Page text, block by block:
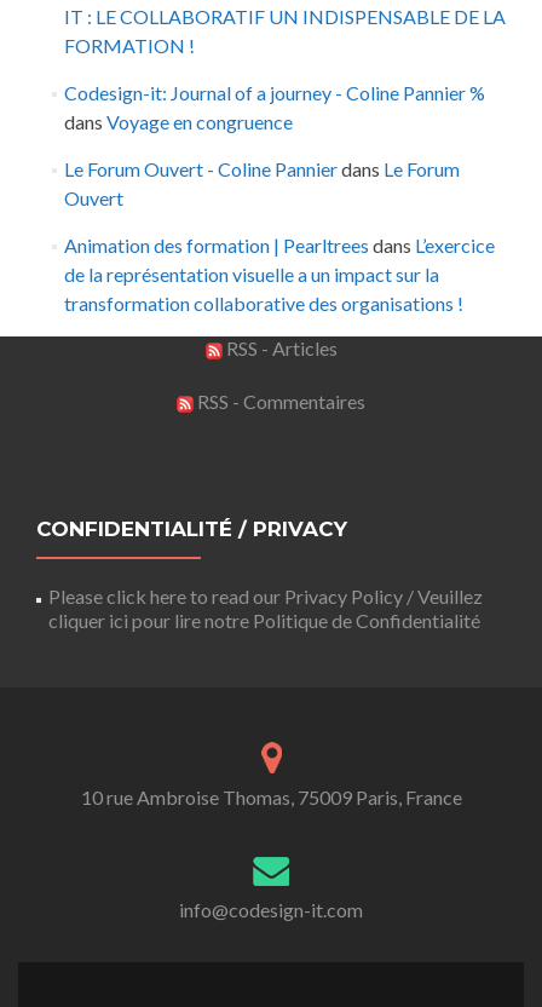
IT : LE COLLABORATIF UN INDISPENSABLE DE LA
FORMATION !
Codesign-it: Journal of a journey - Coline Pannier %
dans Voyage en congruence
Le Forum Ouvert - Coline Pannierdans Le Forum
Ouvert
Animation des formation | Pearltrees dans L’exercice
de la représentation visuelle a un impact sur la
transformation collaborative des organisations !
RSS - Articles
RSS - Commentaires
CONFIDENTIALITÉ / PRIVACY
Please click here to read our Privacy Policy / Veuillez
cliquer ici pour lire notre Politique de Confidentialité
10 rue Ambroise Thomas, 75009 Paris, France
info@codesign-it.com